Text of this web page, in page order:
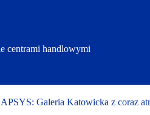
centrami handlowymi
APSYS: Galeria Katowicka z coraz